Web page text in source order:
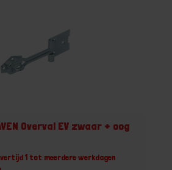
Overval EV zwaar + oog
1 tot meerdere werkdagen